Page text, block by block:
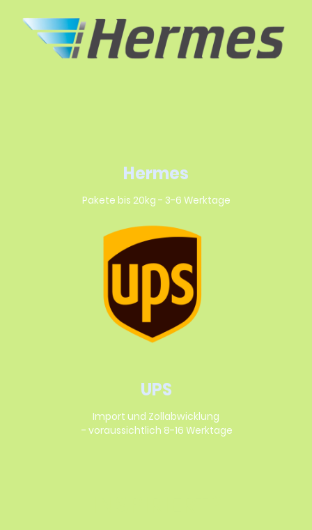
Hermes
Pakete bis 20kg - 3-6 Werktage
UPS
Import und Zollabwicklung
- voraussichtlich 8-16 Werktage